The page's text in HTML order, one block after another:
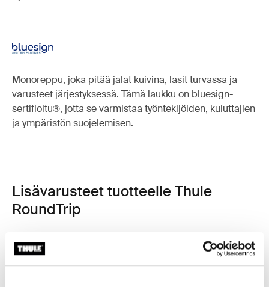
Monoreppu, joka pitää jalat kuivina, lasit turvassa ja
varusteet järjestyksessä. Tämä laukku on bluesign-
sertifioitu®, jotta se varmistaa työntekijöiden, kuluttajien
ja ympäristön suojelemisen.
Lisävarusteet tuotteelle Thule
RoundTrip